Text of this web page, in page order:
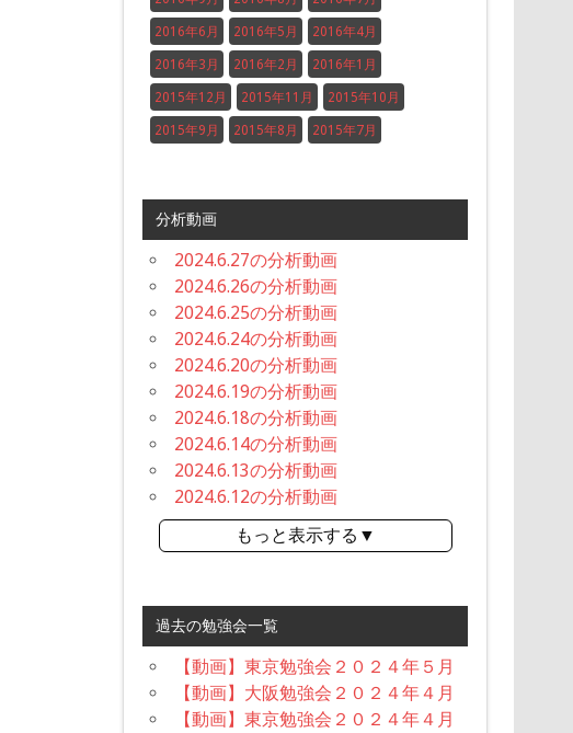
2016年6月 2016年5月 2016年4月
2016年3月 2016年2月 2016年1月
2015年12月 2015年11月 2015年10月
2015年9月 2015年8月 2015年7月
分析動画
2024.6.27の分析動画
2024.6.26の分析動画
2024.6.25の分析動画
2024.6.24の分析動画
2024.6.20の分析動画
2024.6.19の分析動画
2024.6.18の分析動画
2024.6.14の分析動画
2024.6.13の分析動画
2024.6.12の分析動画
もっと表示する▼
過去の勉強会一覧
【動画】東京勉強会２０２４年５月
【動画】大阪勉強会２０２４年４月
【動画】東京勉強会２０２４年４月